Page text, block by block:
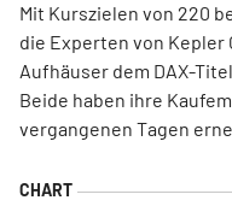
Mit Kurszielen von 220
die Experten von Kepler
Aufhäuser dem DAX-
Beide haben ihre
vergangenen Tagen